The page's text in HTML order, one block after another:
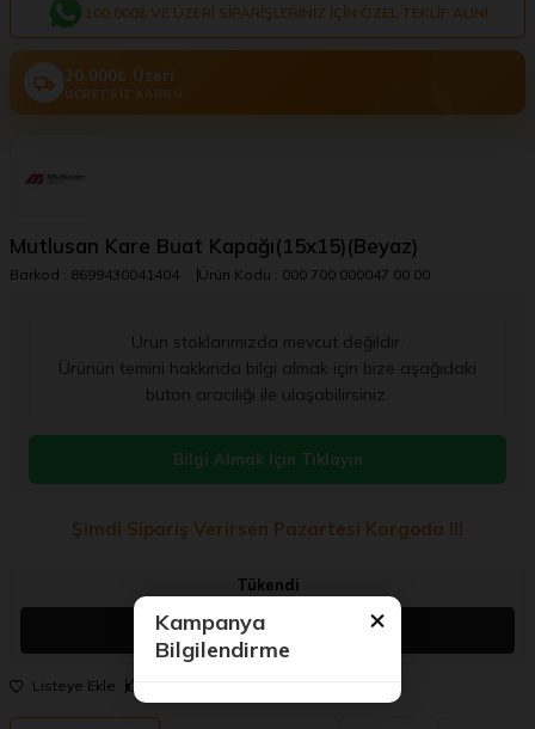
Kampanya Bilgilendirme
100.000₺ VE ÜZERI SIPARIŞLERINIZ IÇIN ÖZEL TEKLIF ALIN!
20.000₺ Üzeri
ÜCRETSIZ KARGO
Mutlusan Kare Buat Kapağı(15x15)(Beyaz)
Barkod : 8699430041404 Ürün Kodu : 000 700 000047 00 00
Ürün stoklarımızda mevcut değildir.
Ürünün temini hakkında bilgi almak için bize aşağıdaki
buton aracılığı ile ulaşabilirsiniz.
Bilgi Almak İçin Tıklayın
Şimdi Sipariş Verirsen Pazartesi Kargoda !!!
Tükendi
Gelince Haber Ver
Listeye Ekle